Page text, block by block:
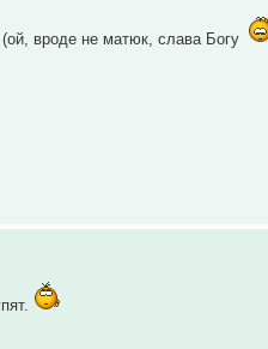
вроде не матюк, слава Богу